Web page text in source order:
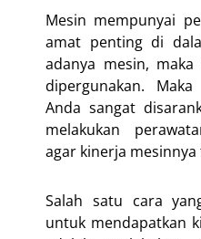
Mesin mempunyai
amat penting di
adanya mesin,
dipergunakan.
Anda sangat
melakukan
agar kinerja
Salah satu cara
untuk mendapatkan